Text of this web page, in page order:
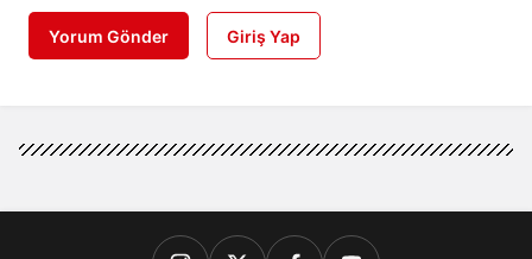
Yorum Gönder Giriş Yap